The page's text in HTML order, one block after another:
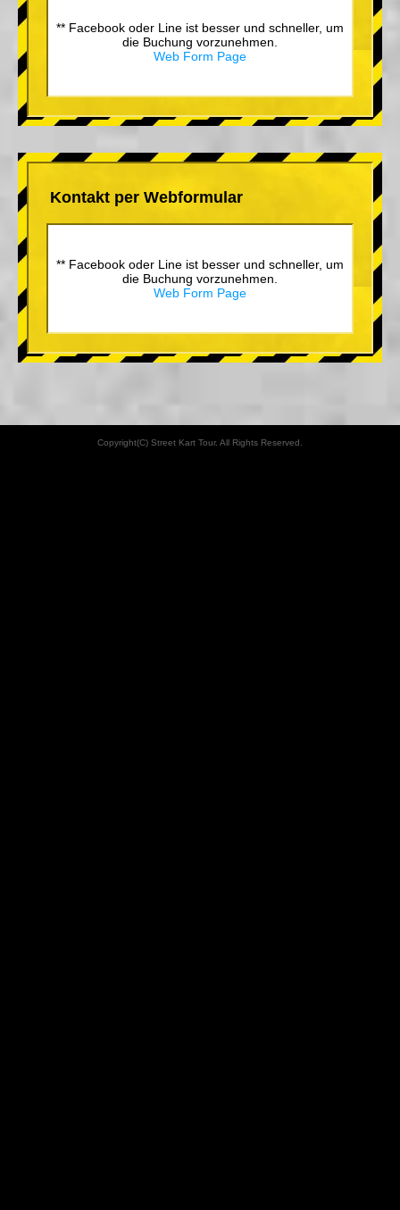
** Facebook oder Line ist besser und schneller, um
die Buchung vorzunehmen.
Web Form Page
Kontakt per Webformular
** Facebook oder Line ist besser und schneller, um
die Buchung vorzunehmen.
Web Form Page
Copyright(C) Street Kart Tour. All Rights Reserved.